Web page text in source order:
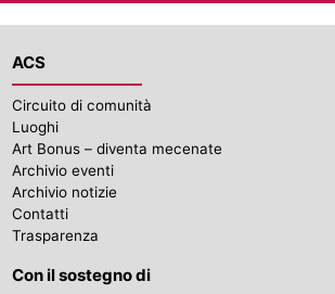
ACS
Circuito di comunità
Luoghi
Art Bonus – diventa mecenate
Archivio eventi
Archivio notizie
Contatti
Trasparenza
Con il sostegno di